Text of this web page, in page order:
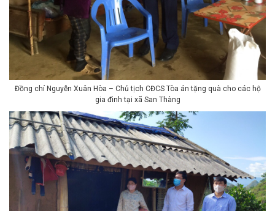
Đồng chí Nguyễn Xuân Hòa – Chủ tịch CĐCS Tòa án tặng quà cho các hộ
gia đình tại xã San Thàng